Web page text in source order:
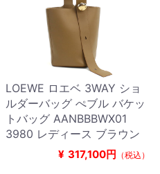
LOEWE ロエベ 3WAY ショ
ルダーバッグ ぺブル バケッ
トバッグ AANBBBWX01
3980 レディース ブラウン
¥ 317,100円 （税込）